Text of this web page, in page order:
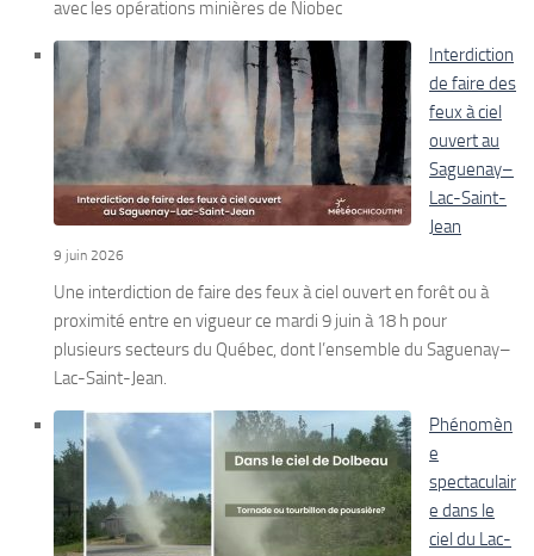
avec les opérations minières de Niobec
Interdiction
de faire des
feux à ciel
ouvert au
Saguenay–
Lac-Saint-
Jean
9 juin 2026
Une interdiction de faire des feux à ciel ouvert en forêt ou à
proximité entre en vigueur ce mardi 9 juin à 18 h pour
plusieurs secteurs du Québec, dont l’ensemble du Saguenay–
Lac-Saint-Jean.
Phénomèn
e
spectaculair
e dans le
ciel du Lac-